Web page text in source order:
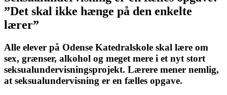
”Det skal ikke hænge på den enkelte
lærer”
Alle elever på Odense Katedralskole skal lære om
sex, grænser, alkohol og meget mere i et nyt stort
seksualundervisningsprojekt. Lærere mener nemlig,
at seksualundervisning er en fælles opgave.